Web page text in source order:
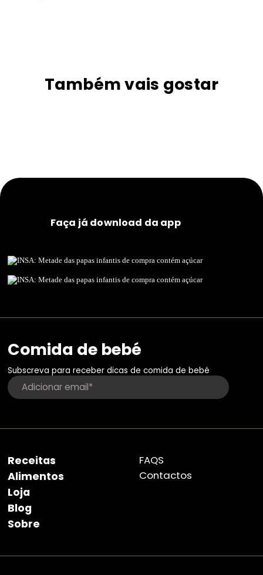
Também vais gostar
Comida de bebé
Subscreva para receber dicas de comida de bebé
Receitas
Alimentos
Loja
Blog
Sobre
FAQS
Contactos
Faça já download da app